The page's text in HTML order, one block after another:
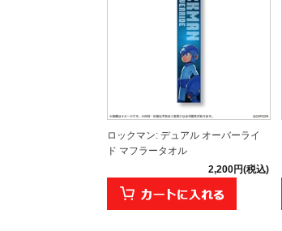
ロックマン: デュアル オーバーライ
ド マフラータオル
2,200円(税込)